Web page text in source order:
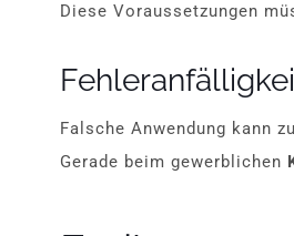
Diese Voraussetzungen
Falsche Anwendung kann
Gerade beim gewerblichen